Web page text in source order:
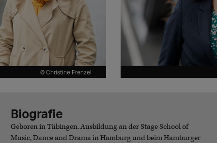
© Christine Frenzel
Biografie
Geboren in Tübingen. Ausbildung an der Stage School of
Music, Dance and Drama in Hamburg und beim Hamburger